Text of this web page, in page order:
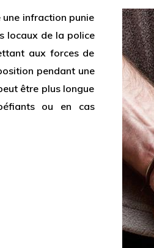
une infraction punie
locaux de la police
aux forces de
pendant une
être plus longue
ou en cas